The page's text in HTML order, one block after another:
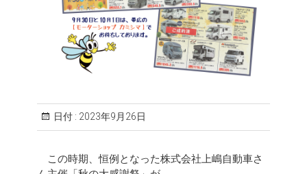
日付 : 2023年9月26日
この時期、恒例となった株式会社上嶋自動車さ